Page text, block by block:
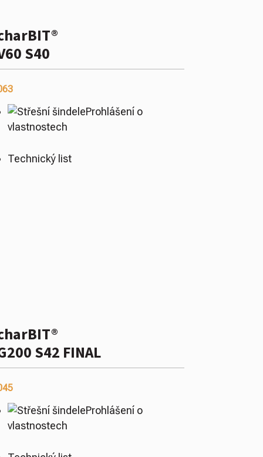
S40
Prohlášení o
vlastnostech
Technický list
S42 FINAL
Prohlášení o
vlastnostech